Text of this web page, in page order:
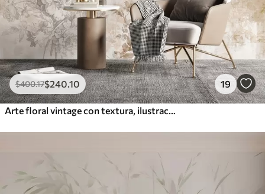
$400.17$240 .10 19